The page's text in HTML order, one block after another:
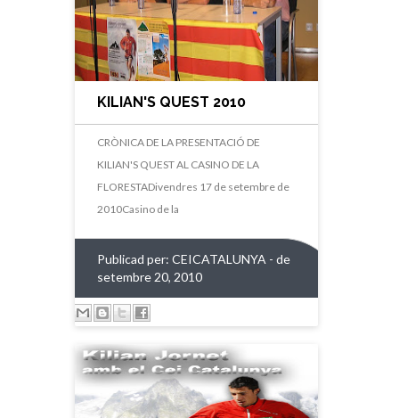
KILIAN'S QUEST 2010
CRÒNICA DE LA PRESENTACIÓ DE
KILIAN'S QUEST AL CASINO DE LA
FLORESTADivendres 17 de setembre de
2010Casino de la
Publicad per: CEICATALUNYA - de
setembre 20, 2010